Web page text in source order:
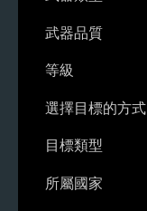
武器品質
等級
選擇目標的方式
目標類型
所屬國家